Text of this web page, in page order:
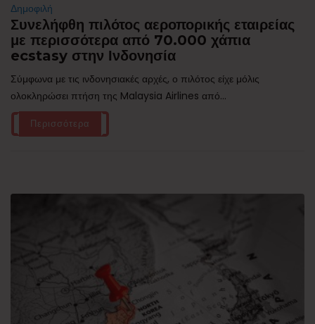
Δημοφιλή
Συνελήφθη πιλότος αεροπορικής εταιρείας
με περισσότερα από 70.000 χάπια
ecstasy στην Ινδονησία
Σύμφωνα με τις ινδονησιακές αρχές, ο πιλότος είχε μόλις
ολοκληρώσει πτήση της Malaysia Airlines από...
Περισσότερα